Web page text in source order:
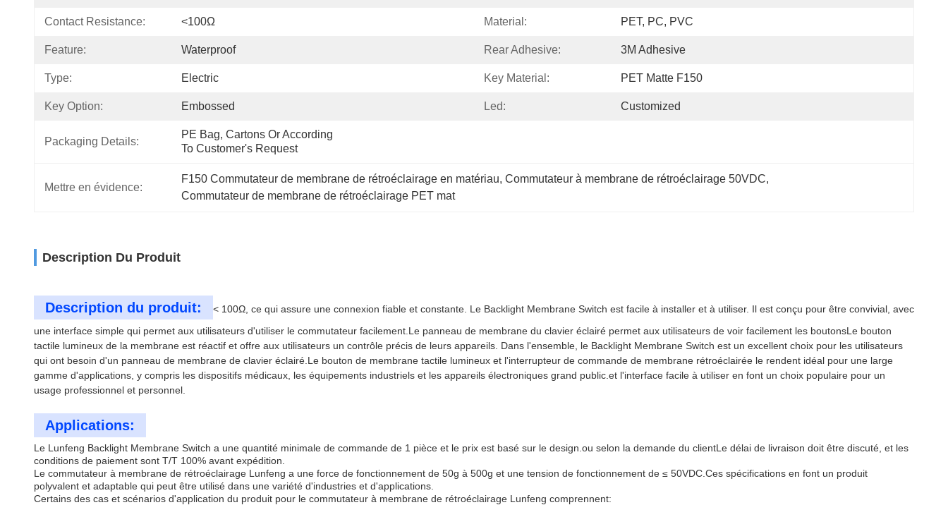
Contact Resistance: <100Ω Material: PET, PC, PVC
Feature: Waterproof Rear Adhesive: 3M Adhesive
Type: Electric Key Material: PET Matte F150
Key Option: Embossed Led: Customized
Packaging Details:
PE Bag, Cartons Or According
To Customer's Request
Mettre en évidence:
F150 Commutateur de membrane de rétroéclairage en matériau, Commutateur à membrane de rétroéclairage 50VDC,
Commutateur de membrane de rétroéclairage PET mat
Description Du Produit
Description du produit:
< 100Ω, ce qui assure une connexion fiable et constante. Le Backlight Membrane Switch est facile à installer et à utiliser. Il est conçu pour être convivial, avec
une interface simple qui permet aux utilisateurs d'utiliser le commutateur facilement.Le panneau de membrane du clavier éclairé permet aux utilisateurs de voir facilement les boutonsLe bouton
tactile lumineux de la membrane est réactif et offre aux utilisateurs un contrôle précis de leurs appareils. Dans l'ensemble, le Backlight Membrane Switch est un excellent choix pour les utilisateurs
qui ont besoin d'un panneau de membrane de clavier éclairé.Le bouton de membrane tactile lumineux et l'interrupteur de commande de membrane rétroéclairée le rendent idéal pour une large
gamme d'applications, y compris les dispositifs médicaux, les équipements industriels et les appareils électroniques grand public.et l'interface facile à utiliser en font un choix populaire pour un
usage professionnel et personnel.
Applications:
Le Lunfeng Backlight Membrane Switch a une quantité minimale de commande de 1 pièce et le prix est basé sur le design.ou selon la demande du clientLe délai de livraison doit être discuté, et les
conditions de paiement sont T/T 100% avant expédition.
Le commutateur à membrane de rétroéclairage Lunfeng a une force de fonctionnement de 50g à 500g et une tension de fonctionnement de ≤ 50VDC.Ces spécifications en font un produit
polyvalent et adaptable qui peut être utilisé dans une variété d'industries et d'applications.
Certains des cas et scénarios d'application du produit pour le commutateur à membrane de rétroéclairage Lunfeng comprennent: